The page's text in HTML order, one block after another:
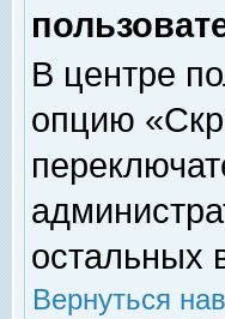
В центре
опцию
остальных
Вернуться